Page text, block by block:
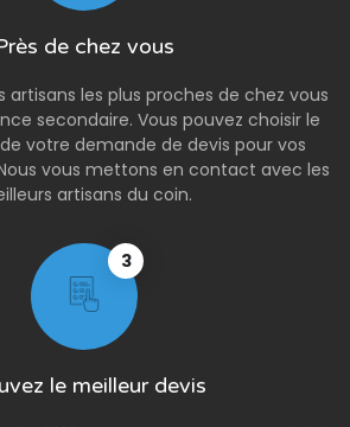
de chez vous
artisans les plus proches de chez vous
secondaire. Vous pouvez choisir le
votre demande de devis pour vos
vous mettons en contact avec les
artisans du coin.
3
le meilleur devis